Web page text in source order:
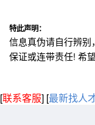
特此声明：
信息真伪请自行辨
保证或连带责任! 希
[联系客服] [最新找人